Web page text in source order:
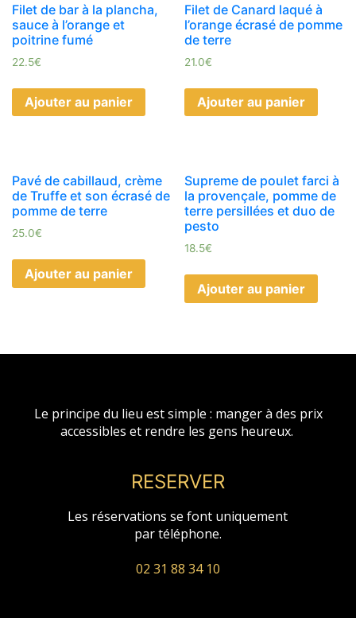
Filet de bar à la plancha,
sauce à l’orange et
poitrine fumé
22.5€
Ajouter au panier
Filet de Canard laqué à
l’orange écrasé de pomme
de terre
21.0€
Ajouter au panier
Pavé de cabillaud, crème
de Truffe et son écrasé de
pomme de terre
25.0€
Ajouter au panier
Supreme de poulet farci à
la provençale, pomme de
terre persillées et duo de
pesto
18.5€
Ajouter au panier
Le principe du lieu est simple : manger à des prix
accessibles et rendre les gens heureux.
RESERVER
Les réservations se font uniquement
par téléphone.
02 31 88 34 10